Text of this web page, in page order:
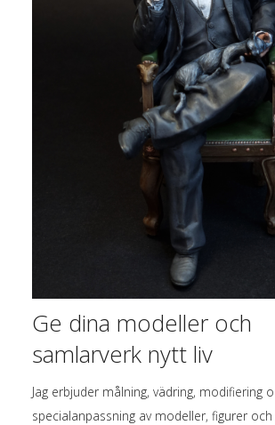
Ge dina modeller och
samlarverk nytt liv
Jag erbjuder målning, vädring, modifiering
specialanpassning av modeller, figurer